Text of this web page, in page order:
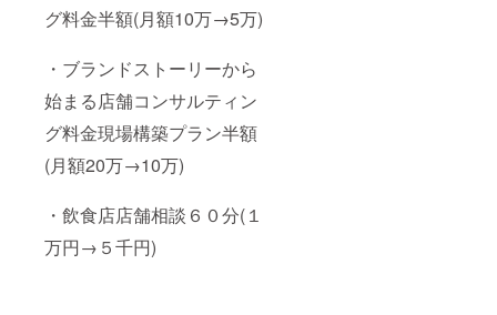
グ料金半額(月額10万→5万)
・ブランドストーリーから
始まる店舗コンサルティン
グ料金現場構築プラン半額
(月額20万→10万)
・飲食店店舗相談６０分(１
万円→５千円)